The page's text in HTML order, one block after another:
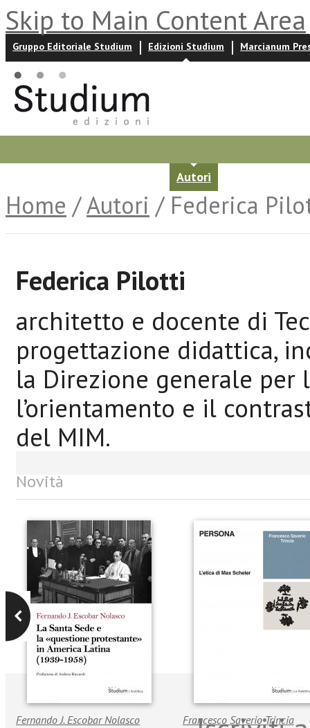
Skip to Main Content Area
Gruppo Editoriale Studium Edizioni Studium Marcianum
Autori
Home /Autori / Federica
Federica Pilotti
architetto e docente di
progettazione didattica,
la Direzione generale per
l’orientamento e il
del MIM.
Novità
Fernando J. Escobar Nolasco Francesco Saverio Trincia